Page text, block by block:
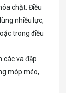
chặt. Điều
nhiều lực,
trong điều
các va đập
móp méo,